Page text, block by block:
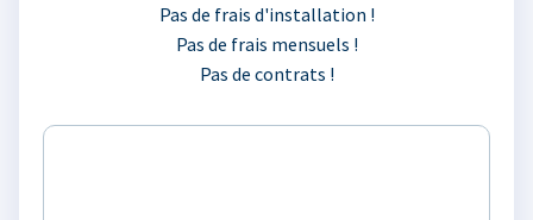
Pas de frais d'installation !
Pas de frais mensuels !
Pas de contrats !